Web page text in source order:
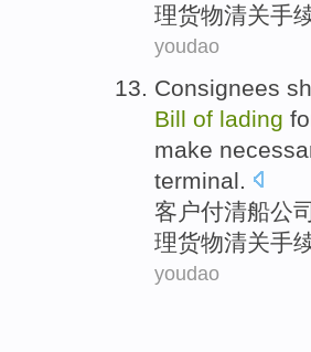
理货物清关手
youdao
Consignees
Bill of lading
make
terminal
客户付清船公司
理货物清关手
youdao